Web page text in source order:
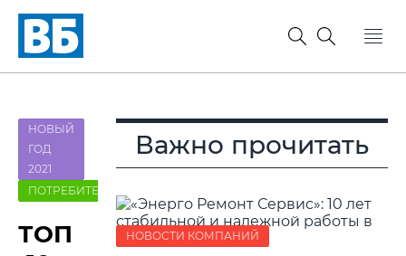
НОВЫЙ
ГОД
2021
ПОТРЕБИТЕЛЬ
ТОП
Важно прочитать
НОВОСТИ КОМПАНИЙ